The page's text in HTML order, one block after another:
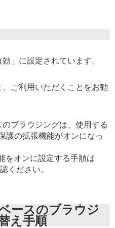
」に設定されています。
ご利用いただくことをお勧
ブラウジングは、使用する
護の拡張機能がオンになっ
をオンに設定する手順は
ください。
ースのブラウジ
え手順